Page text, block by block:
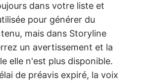
dans votre liste et
pour générer du
mais dans Storyline
un avertissement et la
elle n'est plus disponible.
de préavis expiré, la voix